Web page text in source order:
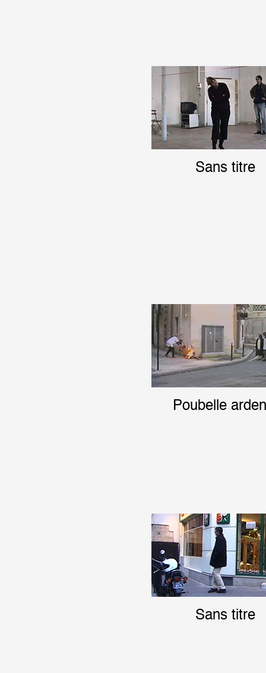
Sans titre
Poubelle
Sans titre